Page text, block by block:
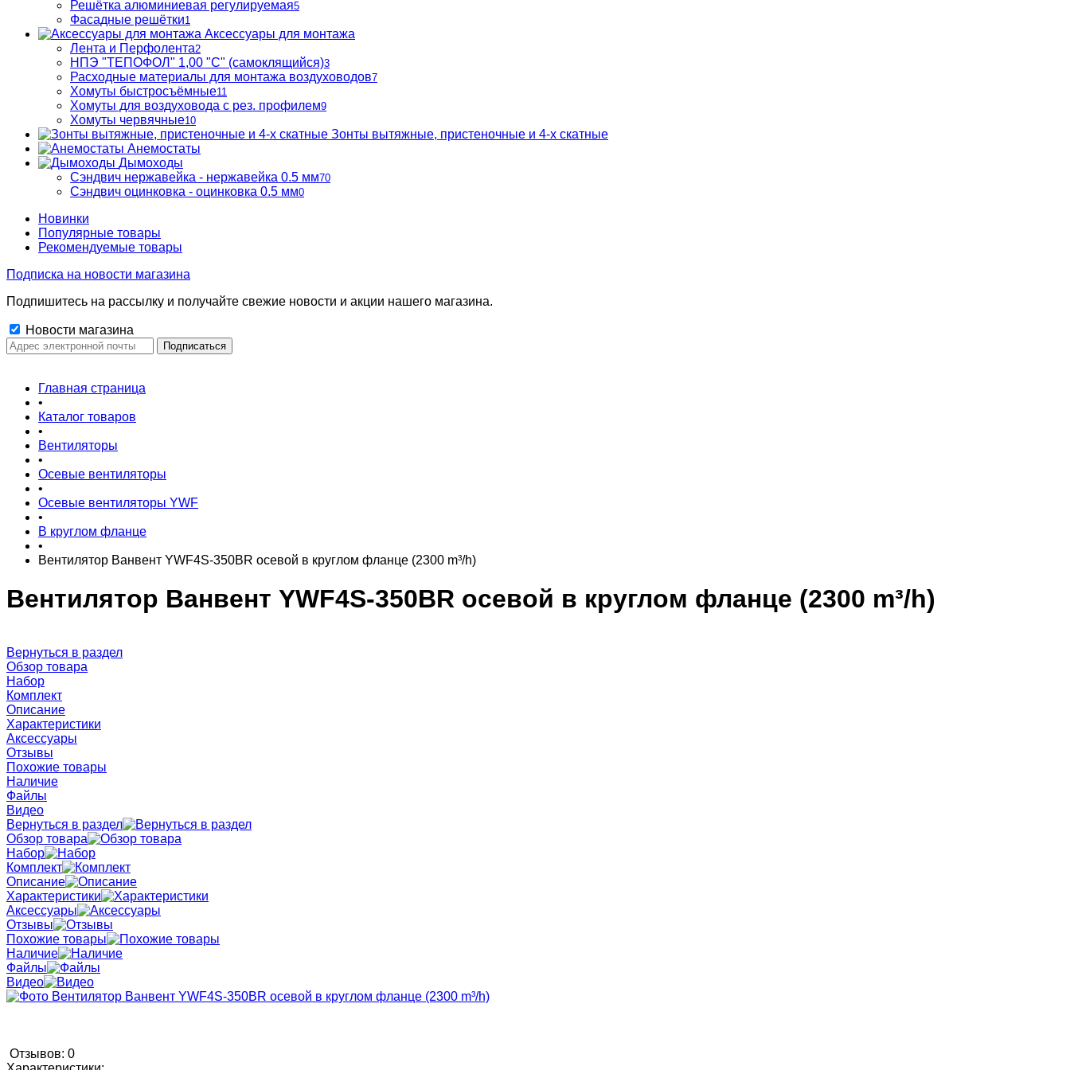
Решётка алюминиевая регулируемая5
Фасадные решётки1
Аксессуары для монтажа
Лента и Перфолента2
НПЭ "ТЕПОФОЛ" 1,00 "С" (самоклящийся)3
Расходные материалы для монтажа воздуховодов7
Хомуты быстросъёмные11
Хомуты для воздуховода с рез. профилем9
Хомуты червячные10
Зонты вытяжные, пристеночные и 4-х скатные
Анемостаты
Дымоходы
Сэндвич нержавейка - нержавейка 0.5 мм70
Сэндвич оцинковка - оцинковка 0.5 мм0
Новинки
Популярные товары
Рекомендуемые товары
Подписка на новости магазина
Подпишитесь на рассылку и получайте свежие новости и акции нашего магазина.
Новости магазина
Главная страница
•
Каталог товаров
•
Вентиляторы
•
Осевые вентиляторы
•
Осевые вентиляторы YWF
•
В круглом фланце
•
Вентилятор Ванвент YWF4S-350BR осевой в круглом фланце (2300 m³/h)
Вентилятор Ванвент YWF4S-350BR осевой в круглом фланце (2300 m³/h)
Вернуться в раздел
Обзор товара
Набор
Комплект
Описание
Характеристики
Аксессуары
Отзывы
Похожие товары
Наличие
Файлы
Видео
Вернуться в раздел
Обзор товара
Набор
Комплект
Описание
Характеристики
Аксессуары
Отзывы
Похожие товары
Наличие
Файлы
Видео
Отзывов: 0